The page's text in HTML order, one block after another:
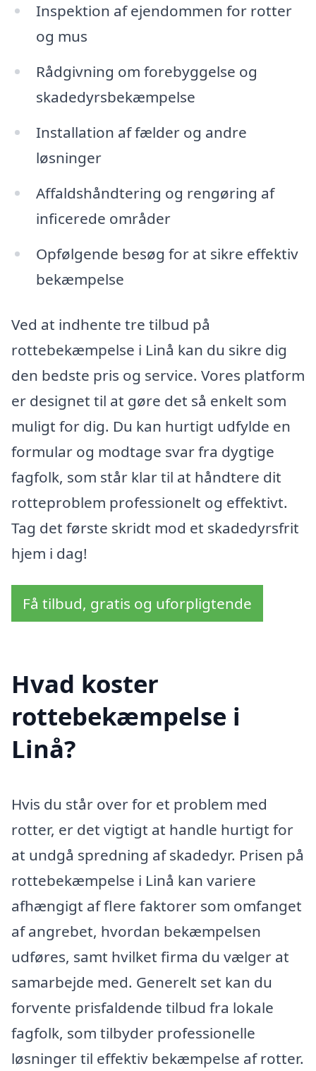
Inspektion af ejendommen for rotter
og mus
Rådgivning om forebyggelse og
skadedyrsbekæmpelse
Installation af fælder og andre
løsninger
Affaldshåndtering og rengøring af
inficerede områder
Opfølgende besøg for at sikre effektiv
bekæmpelse
Ved at indhente tre tilbud på
rottebekæmpelse i Linå kan du sikre dig
den bedste pris og service. Vores platform
er designet til at gøre det så enkelt som
muligt for dig. Du kan hurtigt udfylde en
formular og modtage svar fra dygtige
fagfolk, som står klar til at håndtere dit
rotteproblem professionelt og effektivt.
Tag det første skridt mod et skadedyrsfrit
hjem i dag!
Få tilbud, gratis og uforpligtende
Hvad koster
rottebekæmpelse i
Linå?
Hvis du står over for et problem med
rotter, er det vigtigt at handle hurtigt for
at undgå spredning af skadedyr. Prisen på
rottebekæmpelse i Linå kan variere
afhængigt af flere faktorer som omfanget
af angrebet, hvordan bekæmpelsen
udføres, samt hvilket firma du vælger at
samarbejde med. Generelt set kan du
forvente prisfaldende tilbud fra lokale
fagfolk, som tilbyder professionelle
løsninger til effektiv bekæmpelse af rotter.